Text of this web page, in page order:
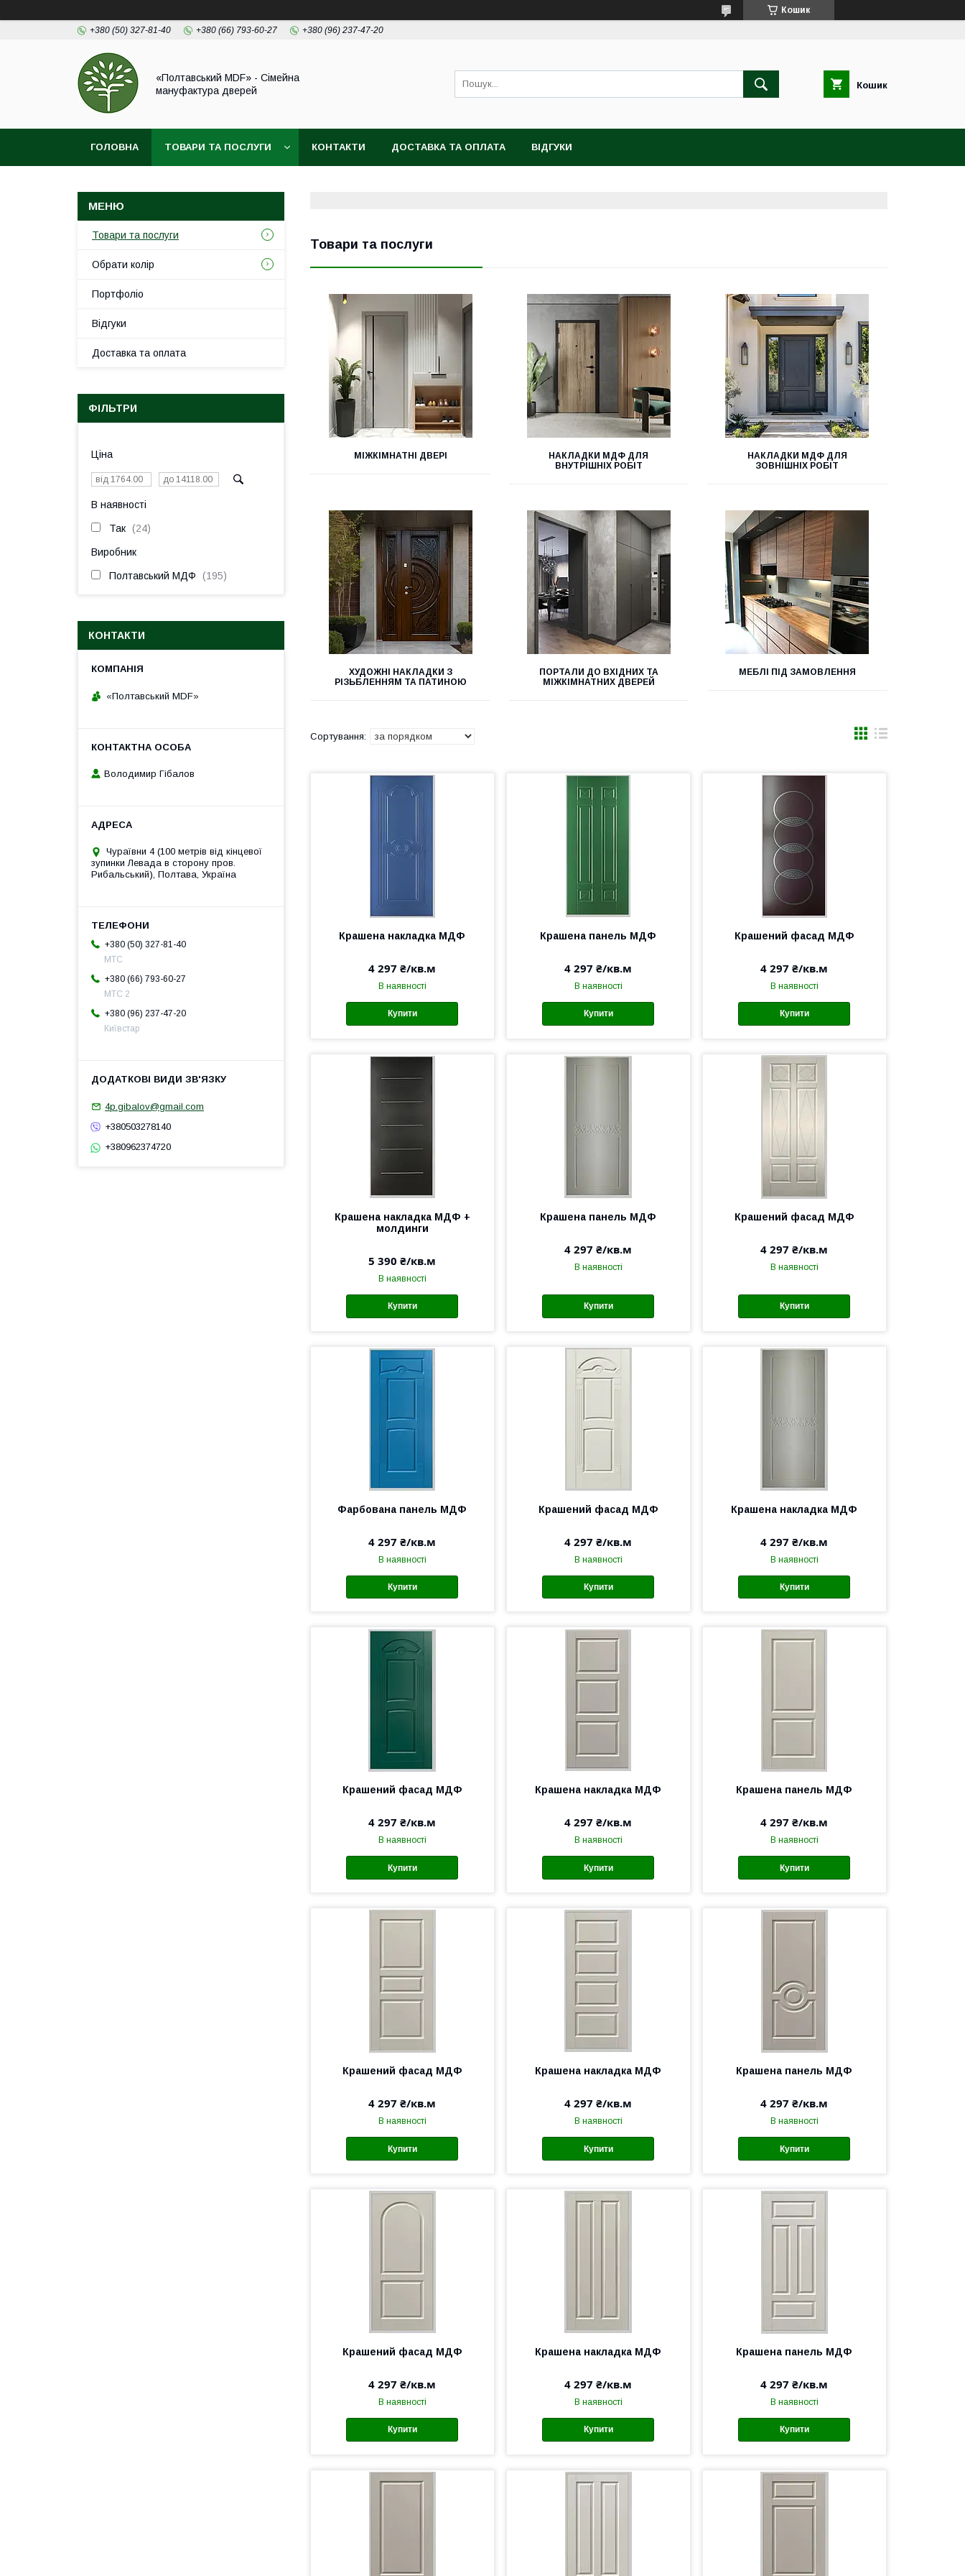
Кошик
+380 (50) 327-81-40 +380 (66) 793-60-27 +380 (96) 237-47-20
«Полтавський MDF» - Сімейна
мануфактура дверей
Кошик
ГОЛОВНА ТОВАРИ ТА ПОСЛУГИ КОНТАКТИ ДОСТАВКА ТА ОПЛАТА ВІДГУКИ
Товари та послуги
МІЖКІМНАТНІ ДВЕРІ
НАКЛАДКИ МДФ ДЛЯ
ВНУТРІШНІХ РОБІТ
НАКЛАДКИ МДФ ДЛЯ
ЗОВНІШНІХ РОБІТ
ХУДОЖНІ НАКЛАДКИ З
РІЗЬБЛЕННЯМ ТА ПАТИНОЮ
ПОРТАЛИ ДО ВХІДНИХ ТА
МІЖКІМНАТНИХ ДВЕРЕЙ
МЕБЛІ ПІД ЗАМОВЛЕННЯ
Крашена накладка МДФ
4 297 ₴/кв.м
В наявності
Купити
Крашена панель МДФ
4 297 ₴/кв.м
В наявності
Купити
Крашений фасад МДФ
4 297 ₴/кв.м
В наявності
Купити
Крашена накладка МДФ +
молдинги
5 390 ₴/кв.м
В наявності
Купити
Крашена панель МДФ
4 297 ₴/кв.м
В наявності
Купити
Крашений фасад МДФ
4 297 ₴/кв.м
В наявності
Купити
Фарбована панель МДФ
4 297 ₴/кв.м
В наявності
Купити
Крашений фасад МДФ
4 297 ₴/кв.м
В наявності
Купити
Крашена накладка МДФ
4 297 ₴/кв.м
В наявності
Купити
Крашений фасад МДФ
4 297 ₴/кв.м
В наявності
Купити
Крашена накладка МДФ
4 297 ₴/кв.м
В наявності
Купити
Крашена панель МДФ
4 297 ₴/кв.м
В наявності
Купити
Крашений фасад МДФ
4 297 ₴/кв.м
В наявності
Купити
Крашена накладка МДФ
4 297 ₴/кв.м
В наявності
Купити
Крашена панель МДФ
4 297 ₴/кв.м
В наявності
Купити
Крашений фасад МДФ
4 297 ₴/кв.м
В наявності
Купити
Крашена накладка МДФ
4 297 ₴/кв.м
В наявності
Купити
Крашена панель МДФ
4 297 ₴/кв.м
В наявності
Купити
Товари та послуги
Обрати колір
Портфоліо
Відгуки
Доставка та оплата
ФІЛЬТРИ
Ціна
В наявності
Так 24
Виробник
Полтавський МДФ 195
КОНТАКТИ
«Полтавський MDF»
Володимир Гібалов
Чураївни 4 (100 метрів від кінцевої
зупинки Левада в сторону пров.
Рибальський), Полтава, Україна
+380 (50) 327-81-40
МТС
+380 (66) 793-60-27
МТС 2
+380 (96) 237-47-20
Київстар
4p.gibalov@gmail.com
+380503278140
+380962374720